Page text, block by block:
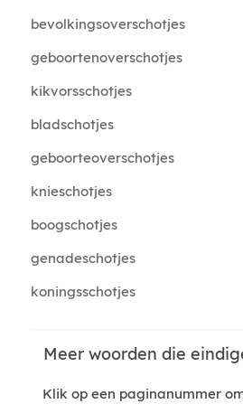
bevolkingsoverschotjes
geboortenoverschotjes
kikvorsschotjes
bladschotjes
geboorteoverschotjes
knieschotjes
boogschotjes
genadeschotjes
koningsschotjes
Meer woorden die
Klik op een paginanummer